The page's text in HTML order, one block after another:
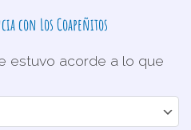
con Los Coapeñitos
estuvo acorde a lo que